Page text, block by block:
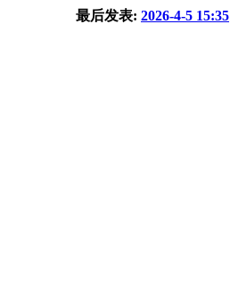
最后发表: 2026-4-5 15:35